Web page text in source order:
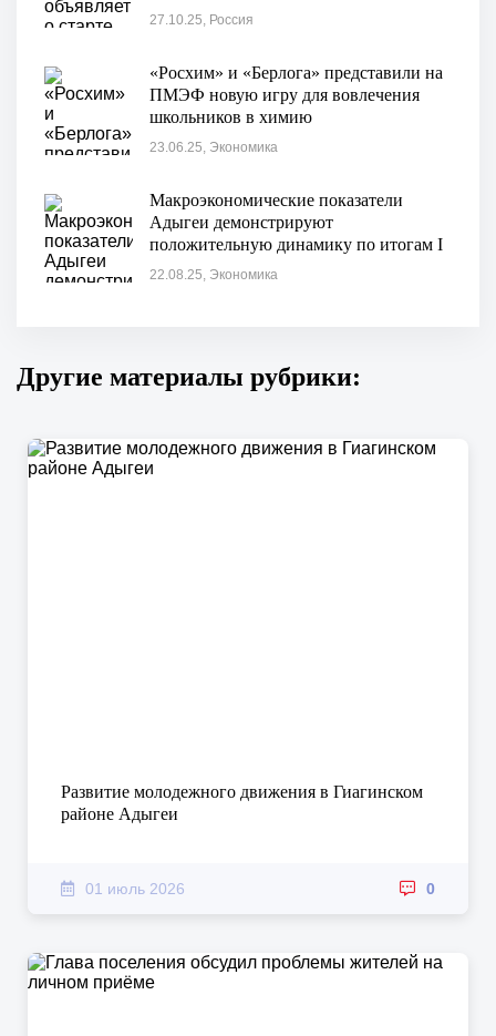
27.10.25, Россия
«Росхим» и «Берлога» представили на
ПМЭФ новую игру для вовлечения
школьников в химию
23.06.25, Экономика
Макроэкономические показатели
Адыгеи демонстрируют
положительную динамику по итогам I
полугодия"
22.08.25, Экономика
Другие материалы рубрики:
Развитие молодежного движения в Гиагинском
районе Адыгеи
01 июль 2026 0